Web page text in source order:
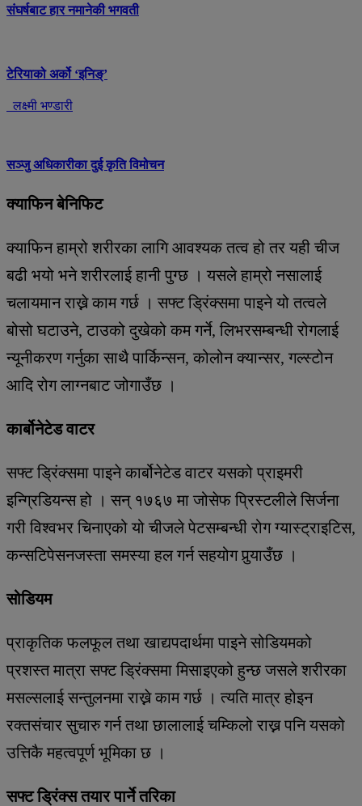
संघर्षबाट हार नमानेकी भगवती
टेरियाको अर्को ‘इनिङ्’
लक्ष्मी भण्डारी
सञ्जु अधिकारीका दुई कृति विमोचन
क्याफिन बेनिफिट
क्याफिन हाम्रो शरीरका लागि आवश्यक तत्व हो तर यही चीज
बढी भयो भने शरीरलाई हानी पुग्छ । यसले हाम्रो नसालाई
चलायमान राख्ने काम गर्छ । सफ्ट ड्रिंक्समा पाइने यो तत्वले
बोसो घटाउने, टाउको दुखेको कम गर्ने, लिभरसम्बन्धी रोगलाई
न्यूनीकरण गर्नुका साथै पार्किन्सन, कोलोन क्यान्सर, गल्स्टोन
आदि रोग लाग्नबाट जोगाउँछ ।
कार्बोनेटेड वाटर
सफ्ट ड्रिंक्समा पाइने कार्बोनेटेड वाटर यसको प्राइमरी
इन्ग्रिडियन्स हो । सन् १७६७ मा जोसेफ प्रिस्टलीले सिर्जना
गरी विश्वभर चिनाएको यो चीजले पेटसम्बन्धी रोग ग्यास्ट्राइटिस,
कन्सटिपेसनजस्ता समस्या हल गर्न सहयोग पुर्‍याउँछ ।
सोडियम
प्राकृतिक फलफूल तथा खाद्यपदार्थमा पाइने सोडियमको
प्रशस्त मात्रा सफ्ट ड्रिंक्समा मिसाइएको हुन्छ जसले शरीरका
मसल्सलाई सन्तुलनमा राख्ने काम गर्छ । त्यति मात्र होइन
रक्तसंचार सुचारु गर्न तथा छालालाई चम्किलो राख्न पनि यसको
उत्तिकै महत्वपूर्ण भूमिका छ ।
सफ्ट ड्रिंक्स तयार पार्ने तरिका